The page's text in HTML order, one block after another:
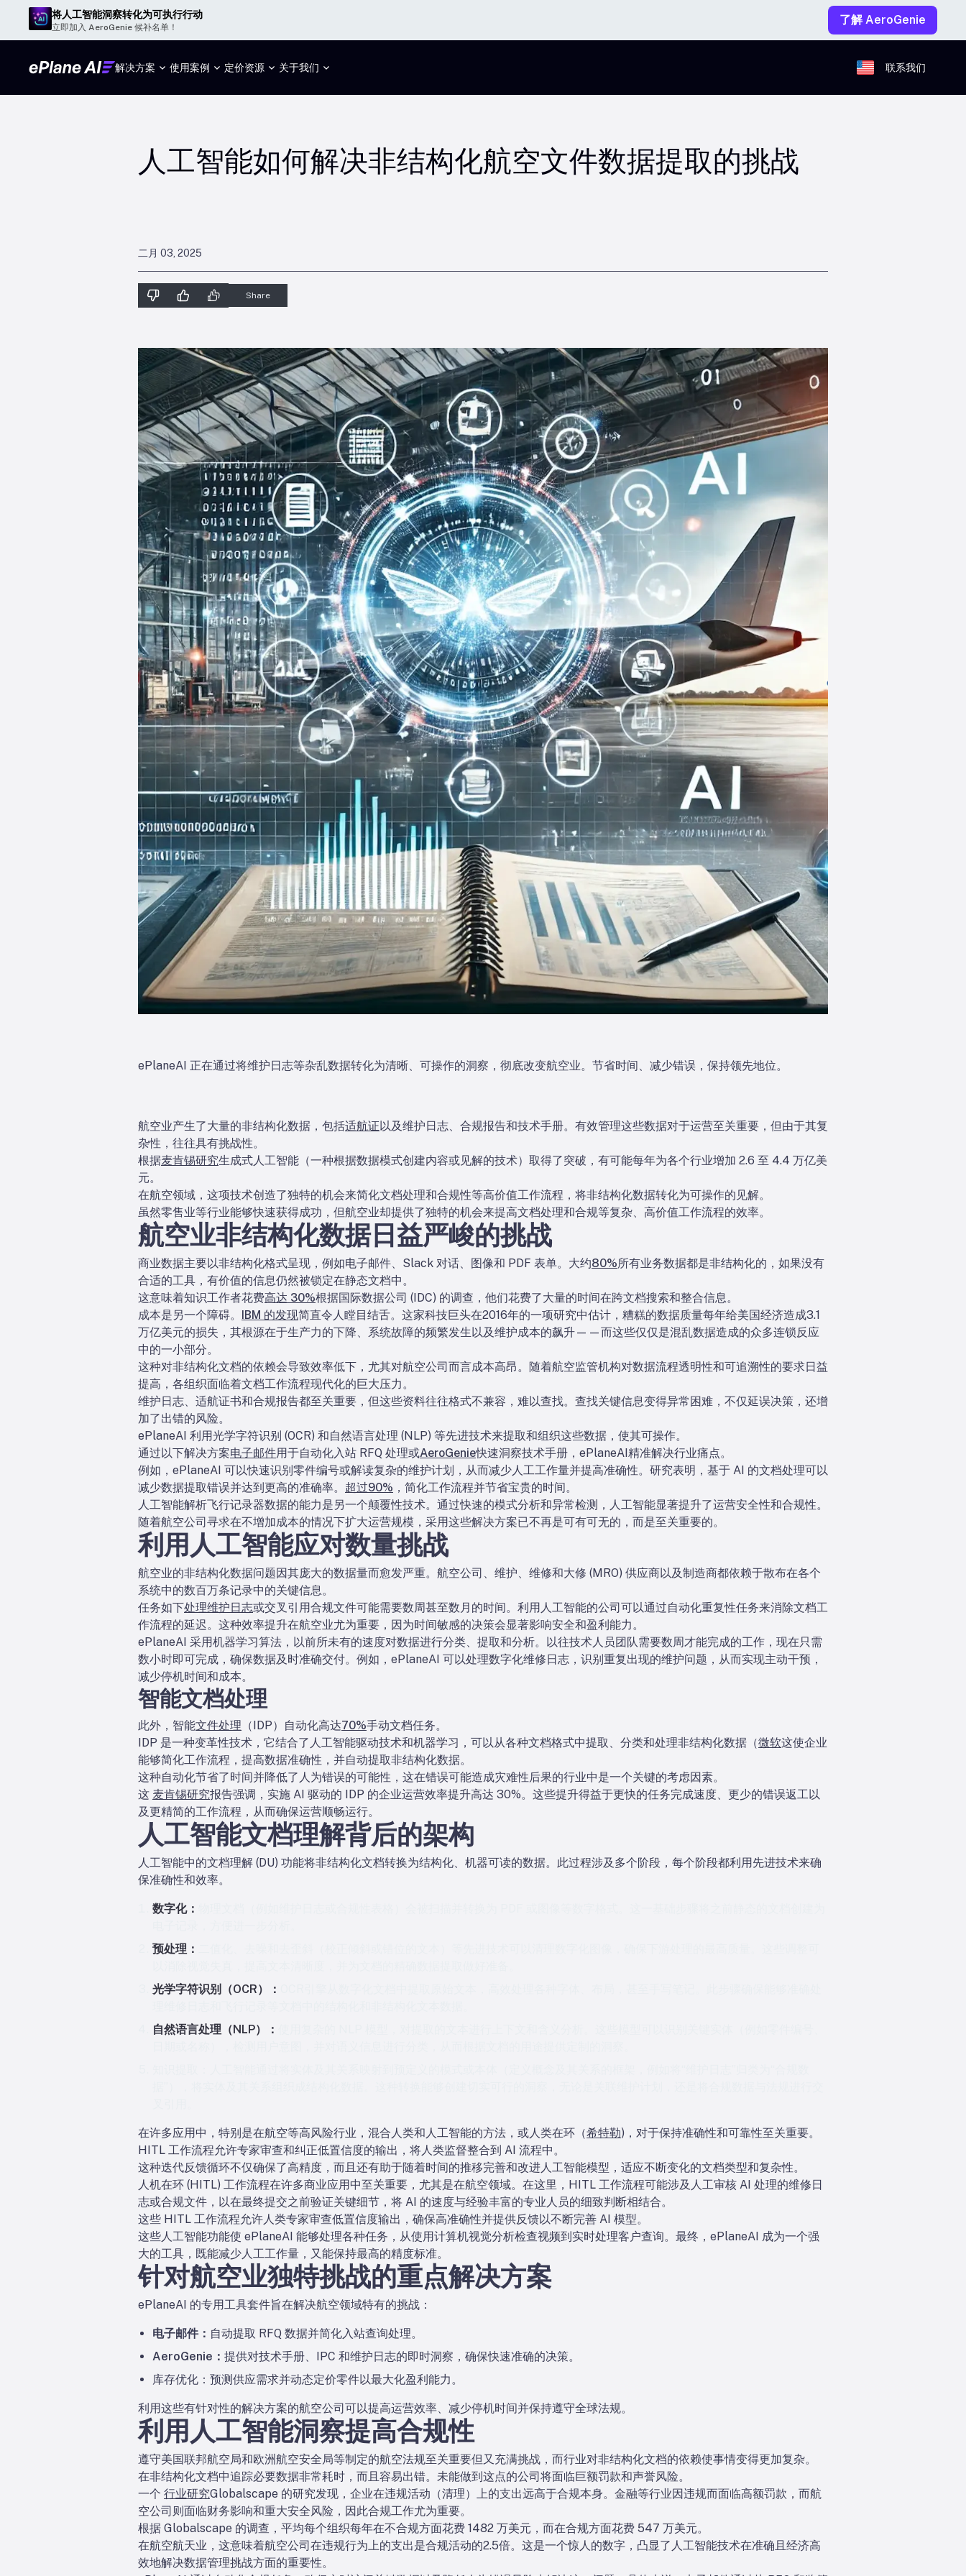
将人工智能洞察转化为可执行行动
立即加入 AeroGenie 候补名单！
了解 AeroGenie
解决方案 使用案例 定价资源 关于我们 联系我们
人工智能如何解决非结构化航空文件数据提取的挑战
二月 03, 2025
Share
ePlaneAI 正在通过将维护日志等杂乱数据转化为清晰、可操作的洞察，彻底改变航空业。节省时间、减少错误，保持领先地位。
航空业产生了大量的非结构化数据，包括适航证以及维护日志、合规报告和技术手册。有效管理这些数据对于运营至关重要，但由于其复
杂性，往往具有挑战性。
根据麦肯锡研究生成式人工智能（一种根据数据模式创建内容或见解的技术）取得了突破，有可能每年为各个行业增加 2.6 至 4.4 万亿美
元。
在航空领域，这项技术创造了独特的机会来简化文档处理和合规性等高价值工作流程，将非结构化数据转化为可操作的见解。
虽然零售业等行业能够快速获得成功，但航空业却提供了独特的机会来提高文档处理和合规等复杂、高价值工作流程的效率。
航空业非结构化数据日益严峻的挑战
商业数据主要以非结构化格式呈现，例如电子邮件、Slack 对话、图像和 PDF 表单。大约80%所有业务数据都是非结构化的，如果没有
合适的工具，有价值的信息仍然被锁定在静态文档中。
这意味着知识工作者花费高达 30%根据国际数据公司 (IDC) 的调查，他们花费了大量的时间在跨文档搜索和整合信息。
成本是另一个障碍。
IBM 的发现简直令人瞠目结舌。这家科技巨头在2016年的一项研究中估计，糟糕的数据质量每年给美国经济造成3.1
万亿美元的损失，其根源在于生产力的下降、系统故障的频繁发生以及维护成本的飙升——而这些仅仅是混乱数据造成的众多连锁反应
中的一小部分。
这种对非结构化文档的依赖会导致效率低下，尤其对航空公司而言成本高昂。随着航空监管机构对数据流程透明性和可追溯性的要求日益
提高，各组织面临着文档工作流程现代化的巨大压力。
维护日志、适航证书和合规报告都至关重要，但这些资料往往格式不兼容，难以查找。查找关键信息变得异常困难，不仅延误决策，还增
加了出错的风险。
ePlaneAI 利用光学字符识别 (OCR) 和自然语言处理 (NLP) 等先进技术来提取和组织这些数据，使其可操作。
通过以下解决方案电子邮件用于自动化入站 RFQ 处理或AeroGenie快速洞察技术手册，ePlaneAI精准解决行业痛点。
例如，ePlaneAI 可以快速识别零件编号或解读复杂的维护计划，从而减少人工工作量并提高准确性。研究表明，基于 AI 的文档处理可以
减少数据提取错误并达到更高的准确率。 超过90% ，简化工作流程并节省宝贵的时间。
人工智能解析飞行记录器数据的能力是另一个颠覆性技术。通过快速的模式分析和异常检测，人工智能显著提升了运营安全性和合规性。
随着航空公司寻求在不增加成本的情况下扩大运营规模，采用这些解决方案已不再是可有可无的，而是至关重要的。
利用人工智能应对数量挑战
航空业的非结构化数据问题因其庞大的数据量而愈发严重。航空公司、维护、维修和大修 (MRO) 供应商以及制造商都依赖于散布在各个
系统中的数百万条记录中的关键信息。
任务如下处理维护日志或交叉引用合规文件可能需要数周甚至数月的时间。利用人工智能的公司可以通过自动化重复性任务来消除文档工
作流程的延迟。这种效率提升在航空业尤为重要，因为时间敏感的决策会显著影响安全和盈利能力。
ePlaneAI 采用机器学习算法，以前所未有的速度对数据进行分类、提取和分析。以往技术人员团队需要数周才能完成的工作，现在只需
数小时即可完成，确保数据及时准确交付。例如，ePlaneAI 可以处理数字化维修日志，识别重复出现的维护问题，从而实现主动干预，
减少停机时间和成本。
智能文档处理
此外，智能文件处理 （IDP）自动化高达70%手动文档任务。
IDP 是一种变革性技术，它结合了人工智能驱动技术和机器学习，可以从各种文档格式中提取、分类和处理非结构化数据（微软这使企业
能够简化工作流程，提高数据准确性，并自动提取非结构化数据。
这种自动化节省了时间并降低了人为错误的可能性，这在错误可能造成灾难性后果的行业中是一个关键的考虑因素。
这 麦肯锡研究报告强调，实施 AI 驱动的 IDP 的企业运营效率提升高达 30%。这些提升得益于更快的任务完成速度、更少的错误返工以
及更精简的工作流程，从而确保运营顺畅运行。
人工智能文档理解背后的架构
人工智能中的文档理解 (DU) 功能将非结构化文档转换为结构化、机器可读的数据。此过程涉及多个阶段，每个阶段都利用先进技术来确
保准确性和效率。
数字化：
预处理：
光学字符识别（OCR）：
自然语言处理（NLP）：
在许多应用中，特别是在航空等高风险行业，混合人类和人工智能的方法，或人类在环（希特勒)，对于保持准确性和可靠性至关重要。
HITL 工作流程允许专家审查和纠正低置信度的输出，将人类监督整合到 AI 流程中。
这种迭代反馈循环不仅确保了高精度，而且还有助于随着时间的推移完善和改进人工智能模型，适应不断变化的文档类型和复杂性。
人机在环 (HITL) 工作流程在许多商业应用中至关重要，尤其是在航空领域。在这里，HITL 工作流程可能涉及人工审核 AI 处理的维修日
志或合规文件，以在最终提交之前验证关键细节，将 AI 的速度与经验丰富的专业人员的细致判断相结合。
这些 HITL 工作流程允许人类专家审查低置信度输出，确保高准确性并提供反馈以不断完善 AI 模型。
这些人工智能功能使 ePlaneAI 能够处理各种任务，从使用计算机视觉分析检查视频到实时处理客户查询。最终，ePlaneAI 成为一个强
大的工具，既能减少人工工作量，又能保持最高的精度标准。
针对航空业独特挑战的重点解决方案
ePlaneAI 的专用工具套件旨在解决航空领域特有的挑战：
电子邮件： 自动提取 RFQ 数据并简化入站查询处理。
AeroGenie： 提供对技术手册、IPC 和维护日志的即时洞察，确保快速准确的决策。
库存优化： 预测供应需求并动态定价零件以最大化盈利能力。
利用这些有针对性的解决方案的航空公司可以提高运营效率、减少停机时间并保持遵守全球法规。
利用人工智能洞察提高合规性
遵守美国联邦航空局和欧洲航空安全局等制定的航空法规至关重要但又充满挑战，而行业对非结构化文档的依赖使事情变得更加复杂。
在非结构化文档中追踪必要数据非常耗时，而且容易出错。未能做到这点的公司将面临巨额罚款和声誉风险。
一个 行业研究Globalscape 的研究发现，企业在违规活动（清理）上的支出远高于合规本身。金融等行业因违规而面临高额罚款，而航
空公司则面临财务影响和重大安全风险，因此合规工作尤为重要。
根据 Globalscape 的调查，平均每个组织每年在不合规方面花费 1482 万美元，而在合规方面花费 547 万美元。
在航空航天业，这意味着航空公司在违规行为上的支出是合规活动的2.5倍。这是一个惊人的数字，凸显了人工智能技术在准确且经济高
效地解决数据管理挑战方面的重要性。